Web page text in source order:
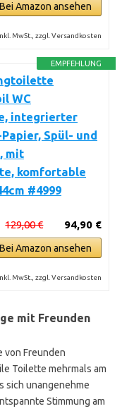
Amazon ansehen
MwSt., zzgl. Versandkosten
EMPFEHLUNG
WC
integrierter
Spül- und
mit
komfortable
#4999
94,90 €
129,00 €
Amazon ansehen
MwSt., zzgl. Versandkosten
mit Freunden
von Freunden
Toilette mehrmals am
sich unangenehme
Stimmung am